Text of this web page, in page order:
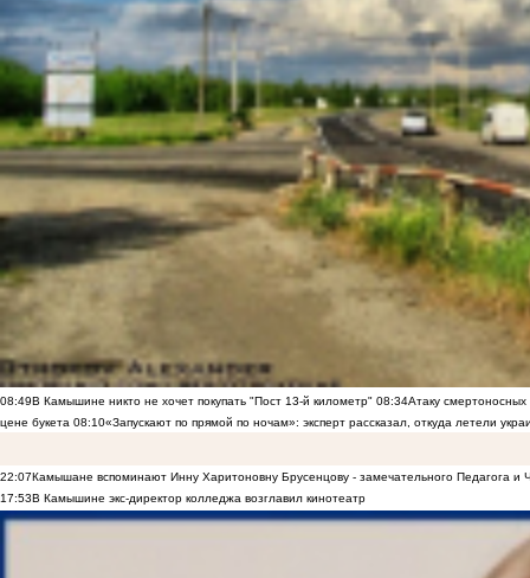
08:49В Камышине никто не хочет покупать "Пост 13-й километр" 08:34Атаку
цене букета 08:10«Запускают по прямой по ночам»: эксперт рассказал, откуда летели
22:07Камышане вспоминают Инну Харитоновну Брусенцову - замечательного Педагога и
17:53В Камышине экс-директор колледжа возглавил кинотеатр